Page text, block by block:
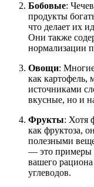
Бобовые:
продукты
что делает их
Они также
нормализации
Овощи:
как картофель,
источниками
вкусные, но и
Фрукты: Хотя
как фруктоза,
полезными
— это примеры
вашего
углеводов.